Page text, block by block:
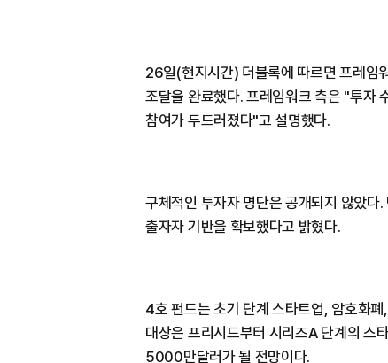
26일(현지시간) 더블록에 따르면 프레임
조달을 완료했다. 프레임워크 측은 "투자
참여가 두드러졌다"고 설명했다.
구체적인 투자자 명단은 공개되지 않았다
출자자 기반을 확보했다고 밝혔다.
4호 펀드는 초기 단계 스타트업, 암호화
대상은 프리시드부터 시리즈A 단계의 스
5000만달러가 될 전망이다.